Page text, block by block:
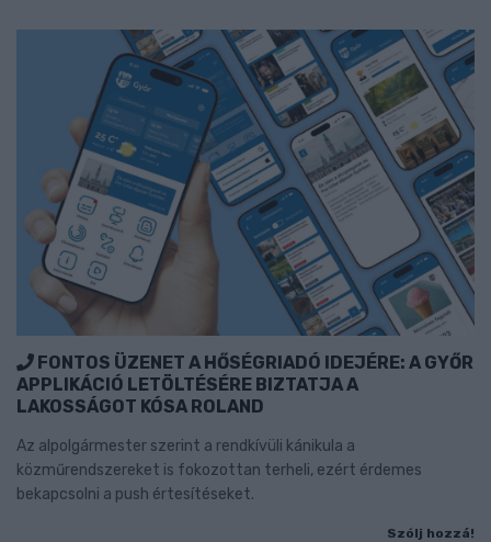
FONTOS ÜZENET A HŐSÉGRIADÓ IDEJÉRE: A GYŐR
APPLIKÁCIÓ LETÖLTÉSÉRE BIZTATJA A
LAKOSSÁGOT KÓSA ROLAND
Az alpolgármester szerint a rendkívüli kánikula a
közműrendszereket is fokozottan terheli, ezért érdemes
bekapcsolni a push értesítéseket.
Szólj hozzá!